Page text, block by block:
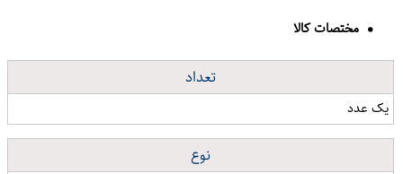
مختصات کالا
تعداد
یک عدد
نوع